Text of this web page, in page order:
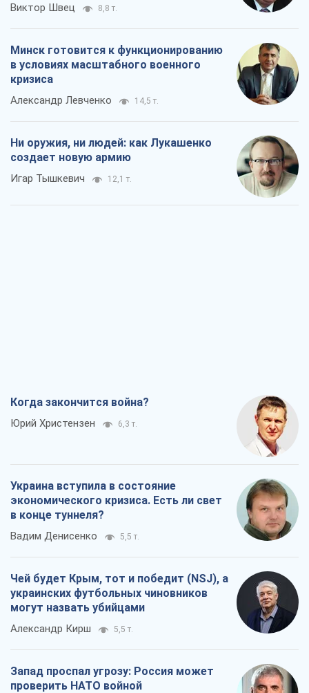
Виктор Швец 8,8 т.
Минск готовится к функционированию
в условиях масштабного военного
кризиса
Александр Левченко 14,5 т.
Ни оружия, ни людей: как Лукашенко
создает новую армию
Игар Тышкевич 12,1 т.
Когда закончится война?
Юрий Христензен 6,3 т.
Украина вступила в состояние
экономического кризиса. Есть ли свет
в конце туннеля?
Вадим Денисенко 5,5 т.
Чей будет Крым, тот и победит (NSJ), а
украинских футбольных чиновников
могут назвать убийцами
Александр Кирш 5,5 т.
Запад проспал угрозу: Россия может
проверить НАТО войной